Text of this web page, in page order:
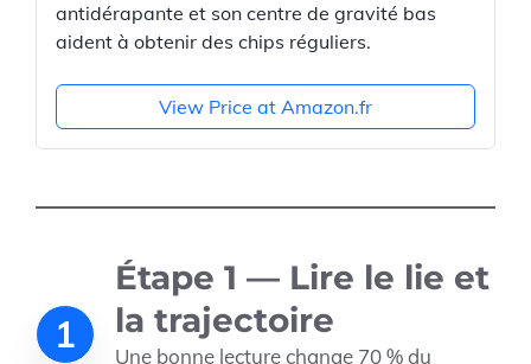
antidérapante et son centre de gravité bas
aident à obtenir des chips réguliers.
View Price at Amazon.fr
1
Étape 1 — Lire le lie et
la trajectoire
Une bonne lecture change 70 % du